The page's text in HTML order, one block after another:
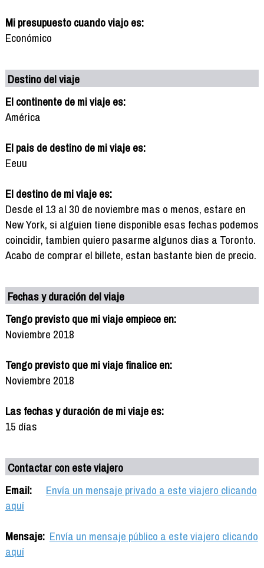
Mi presupuesto cuando viajo es:
Económico
Destino del viaje
El continente de mi viaje es:
América
El pais de destino de mi viaje es:
Eeuu
El destino de mi viaje es:
Desde el 13 al 30 de noviembre mas o menos, estare en
New York, si alguien tiene disponible esas fechas podemos
coincidir, tambien quiero pasarme algunos dias a Toronto.
Acabo de comprar el billete, estan bastante bien de precio.
Fechas y duración del viaje
Tengo previsto que mi viaje empiece en:
Noviembre 2018
Tengo previsto que mi viaje finalice en:
Noviembre 2018
Las fechas y duración de mi viaje es:
15 días
Contactar con este viajero
Email:
Envía un mensaje privado a este viajero clicando
aquí
Mensaje: Envía un mensaje público a este viajero clicando
aquí